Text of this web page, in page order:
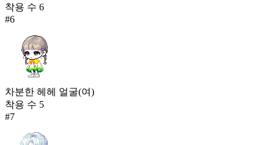
착용 수 6
#6
차분한 헤헤 얼굴(여)
착용 수 5
#7